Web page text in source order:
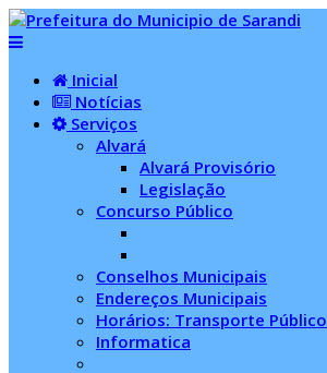
Inicial
Notícias
Serviços
Alvará
Alvará Provisório
Legislação
Concurso Público
Conselhos Municipais
Endereços Municipais
Horários: Transporte Público
Informatica